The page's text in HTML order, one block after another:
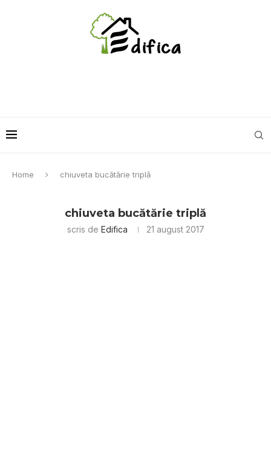
Home chiuveta bucătărie triplă
chiuveta bucătărie triplă
scris de Edifica 21 august 2017